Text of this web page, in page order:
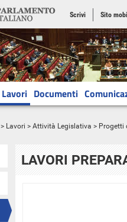
Scrivi Sito
Lavori Documenti
> Lavori > Attività Legislativa > Progetti
LAVORI